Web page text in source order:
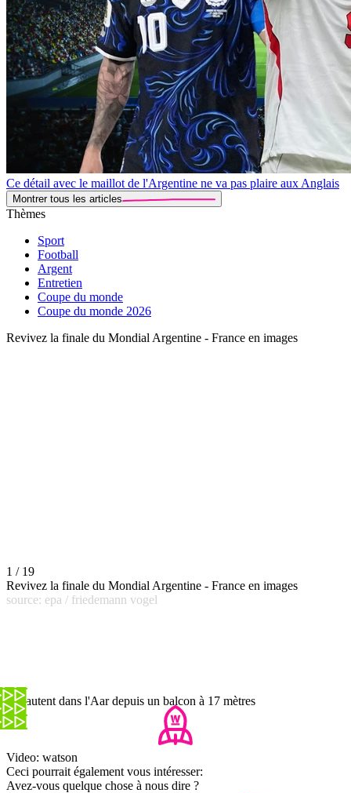
Ce détail avec le maillot de l'Argentine ne va pas plaire aux Anglais
Montrer tous les articles
Thèmes
Sport
Football
Argent
Entretien
Coupe du monde
Coupe du monde 2026
Revivez la finale du Mondial Argentine - France en images
1 / 19
Revivez la finale du Mondial Argentine - France en images
source: epa / friedemann vogel
Ils sautent dans l'Aar depuis un balcon à 17 mètres
Video: watson
Ceci pourrait également vous intéresser:
Avez-vous quelque chose à nous dire ?